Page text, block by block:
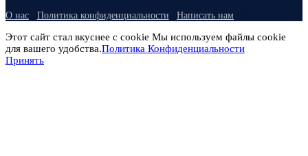
О нас Политика конфиденциальности Написать нам
Этот сайт стал вкуснее с cookie Мы используем файлы cookie
для вашего удобства.Политика Конфиденциальности
Принять